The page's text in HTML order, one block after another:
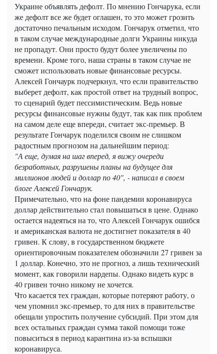
Украине объявлять дефолт. По мнению Гончарука, если
же дефолт все же будет оглашен, то это может грозить
достаточно печальным исходом. Гончарук отметил, что
в таком случае международные долги Украины никуда
не пропадут. Они просто будут более увеличены по
времени. Кроме того, наша страны в таком случае не
сможет использовать новые финансовые ресурсы.
Алексей Гончаурк подчеркнул, что если правительство
выберет дефолт, как простой ответ на трудный вопрос,
то сценарий будет пессимистическим. Ведь новые
ресурсы финансовые нужны будут, так как пик проблем
на самом деле еще впереди, считает экс-премьер. В
результате Гончарук поделился своим не слишком
радостным прогнозом на дальнейшим период:
"А еще, думая на шаг вперед, я вижу очереди
безработных, разрушены планы на будущее для
миллионов людей и доллар по 40", - написал в своем
блоге Алексей Гончарук.
Примечательно, что на фоне пандемии коронавируса
доллар действительно стал повышаться в цене. Однако
остается надеяться на то, что Алексей Гончарук ошибся
и американская валюта не достигнет показателя в 40
гривен. К слову, в государственном бюджете
ориентировочным показателем обозначили 27 гривен за
1 доллар. Конечно, это не прогноз, а лишь технический
момент, как говорили нардепы. Однако видеть курс в
40 гривен точно никому не хочется.
Что касается тех граждан, которые потеряют работу, о
чем упомнил экс-премьер, то для них в правительстве
обещали упростить получение субсидий. При этом для
всех остальных граждан сумма такой помощи тоже
повыситься в период карантина из-за вспышки
коронавируса.